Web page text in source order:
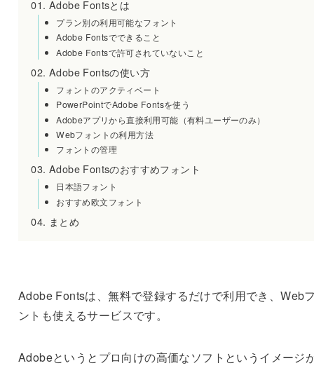
Adobe Fontsとは
プラン別の利用可能なフォント
Adobe Fontsでできること
Adobe Fontsで許可されていないこと
Adobe Fontsの使い方
フォントのアクティベート
PowerPointでAdobe Fontsを使う
Adobeアプリから直接利用可能（有料ユーザーのみ）
Webフォントの利用方法
フォントの管理
Adobe Fontsのおすすめフォント
日本語フォント
おすすめ欧文フォント
まとめ
Adobe Fontsは、無料で登録するだけで利用でき、Web
ントも使えるサービスです。
Adobeというとプロ向けの高価なソフトというイメージ